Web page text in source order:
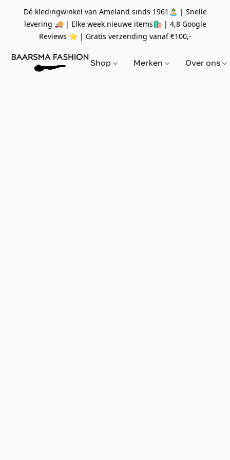
Dé kledingwinkel van Ameland sinds 1961🏝 | Snelle
levering 🚚 | Elke week nieuwe items🛍 | 4,8 Google
Reviews ⭐️ | Gratis verzending vanaf€100,-
Shop Merken Over ons